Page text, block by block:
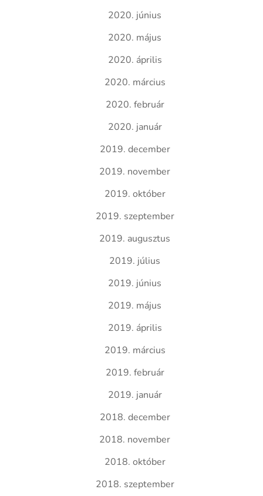
2020. június
2020. május
2020. április
2020. március
2020. február
2020. január
2019. december
2019. november
2019. október
2019. szeptember
2019. augusztus
2019. július
2019. június
2019. május
2019. április
2019. március
2019. február
2019. január
2018. december
2018. november
2018. október
2018. szeptember